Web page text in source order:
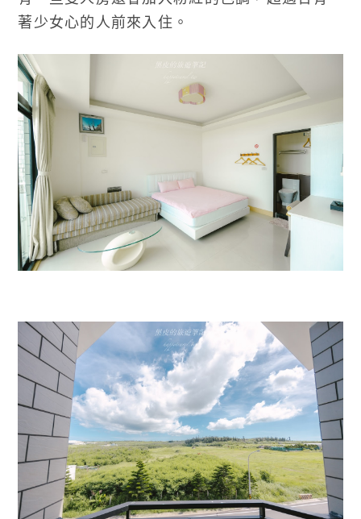
著少女心的人前來入住。